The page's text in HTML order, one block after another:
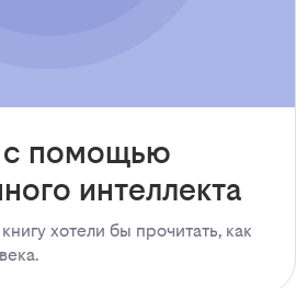
с помощью
интеллекта
хотели бы прочитать, как